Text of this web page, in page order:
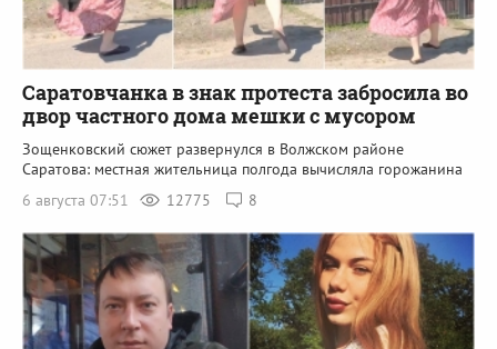
Саратовчанка в знак протеста забросила во
двор частного дома мешки с мусором
Зощенковский сюжет развернулся в Волжском районе
Саратова: местная жительница полгода вычисляла горожанина
6 августа 07:51
12775 8